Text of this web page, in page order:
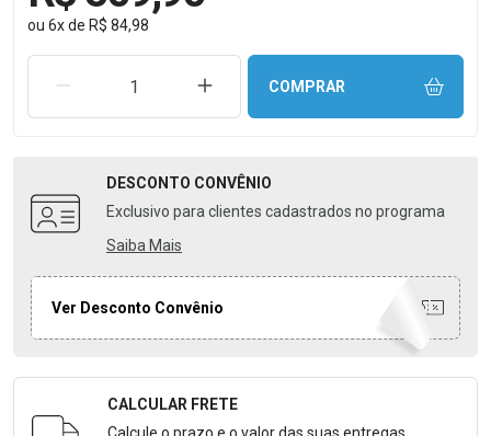
ou 6xde R$ 84,98
REMOVER UMA UNIDADEAUMENTAR UMA UNIDADE
COMPRAR
DESCONTO CONVÊNIO
Exclusivo para clientes cadastrados no programa
Saiba Mais
Ver Desconto Convênio
Formulário para Calcular o Frete
CALCULAR FRETE